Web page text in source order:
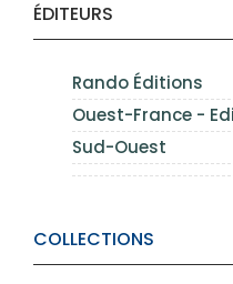
ÉDITEURS
Rando Éditions
Ouest-France -
Sud-Ouest
COLLECTIONS